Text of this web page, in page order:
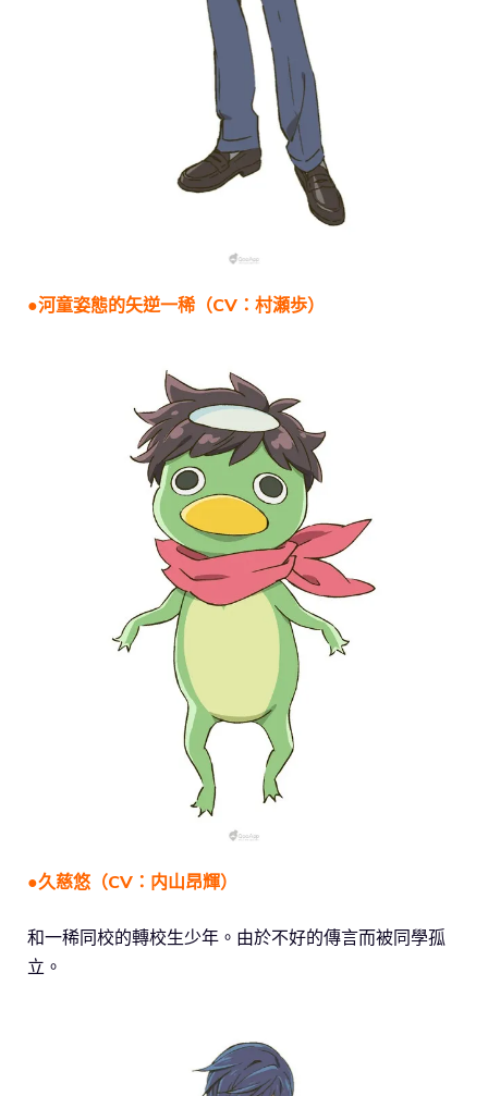
●河童姿態的矢逆一稀（CV：村瀬歩）
●久慈悠（CV：内山昂輝）
和一稀同校的轉校生少年。由於不好的傳言而被同學孤
立。